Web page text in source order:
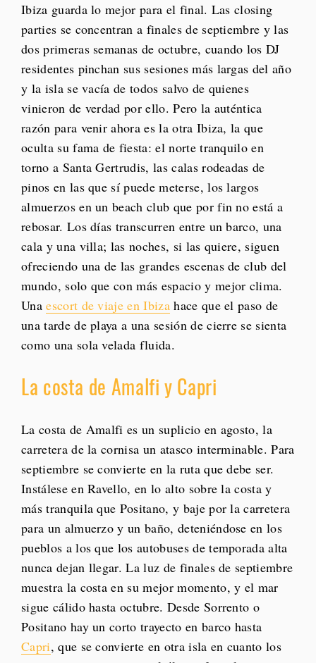
Ibiza guarda lo mejor para el final. Las closing
parties se concentran a finales de septiembre y las
dos primeras semanas de octubre, cuando los DJ
residentes pinchan sus sesiones más largas del año
y la isla se vacía de todos salvo de quienes
vinieron de verdad por ello. Pero la auténtica
razón para venir ahora es la otra Ibiza, la que
oculta su fama de fiesta: el norte tranquilo en
torno a Santa Gertrudis, las calas rodeadas de
pinos en las que sí puede meterse, los largos
almuerzos en un beach club que por fin no está a
rebosar. Los días transcurren entre un barco, una
cala y una villa; las noches, si las quiere, siguen
ofreciendo una de las grandes escenas de club del
mundo, solo que con más espacio y mejor clima.
Unaescort de viaje en Ibizahace que el paso de
una tarde de playa a una sesión de cierre se sienta
como una sola velada fluida.
La costa de Amalfi y Capri
La costa de Amalfi es un suplicio en agosto, la
carretera de la cornisa un atasco interminable. Para
septiembre se convierte en la ruta que debe ser.
Instálese en Ravello, en lo alto sobre la costa y
más tranquila que Positano, y baje por la carretera
para un almuerzo y un baño, deteniéndose en los
pueblos a los que los autobuses de temporada alta
nunca dejan llegar. La luz de finales de septiembre
muestra la costa en su mejor momento, y el mar
sigue cálido hasta octubre. Desde Sorrento o
Positano hay un corto trayecto en barco hasta
Capri, que se convierte en otra isla en cuanto los